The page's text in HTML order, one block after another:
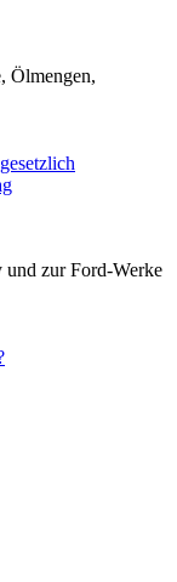
Ölmengen,
zur Ford-Werke